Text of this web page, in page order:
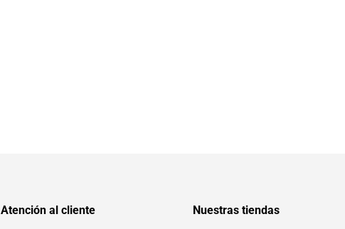
Atención al cliente Nuestras tiendas